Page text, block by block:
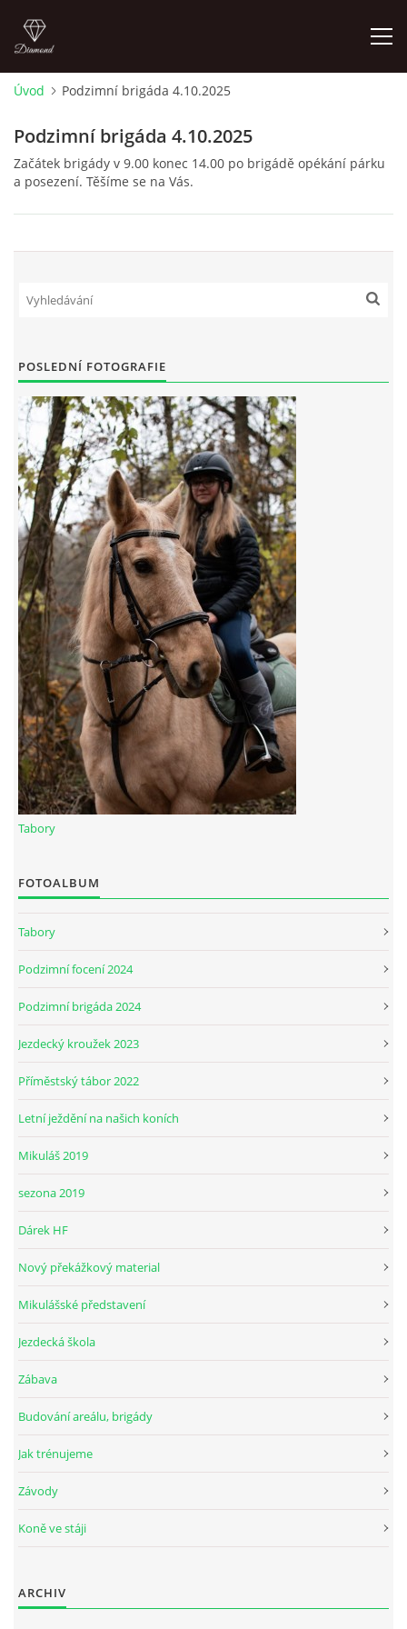
AKTUALITY
FOTOALBUM
VIDEA
ODKAZY
NOVÝ PŘEKÁŽKOVÝ MATERIÁL
CENÍK SLUŽEB
PŘISPĚVEK ČUS KARVINA -PODPORA SPORTU V
MORAVSKOSLEZSKÉM KRAJI
NÁHRADNÍ TERMÍN BRIGÁDY PRO TY KTEŘÍ SE
NEDOSTAVILI NA PODZIMNÍ BRIGÁDU
ČLENOVÉ RYCHVALDU 2023
DNE 17.11.2023 KROUŽEK JEZDECTVÍ NENÍ
NABÍZÍME BRIGÁDU U NÁS VE STÁJI. PRO BLIŽŠÍ INFO
DĚKUJEME ZA PODPORU ČESKÉ UNIÍ SPORTU
JARNÍ BRIGÁDA SE ODKLÁDÁ.
PODZIMNÍ BRIGÁDA 9.11.2024
VELKÝ PÁTEK-18.4 KROUŽEK BUDE NORMÁLNĚ PROBÍHAT
PRAZDNINOVÝ KROUŽEK
Úvod Podzimní brigáda 4.10.2025
Podzimní brigáda 4.10.2025
Začátek brigády v 9.00 konec 14.00 po brigádě opékání párku
a posezení. Těšíme se na Vás.
POSLEDNÍ FOTOGRAFIE
Tabory
FOTOALBUM
Tabory
Podzimní focení 2024
Podzimní brigáda 2024
Jezdecký kroužek 2023
Příměstský tábor 2022
Letní ježdění na našich koních
Mikuláš 2019
sezona 2019
Dárek HF
Nový překážkový material
Mikulášské představení
Jezdecká škola
Zábava
Budování areálu, brigády
Jak trénujeme
Závody
Koně ve stáji
ARCHIV